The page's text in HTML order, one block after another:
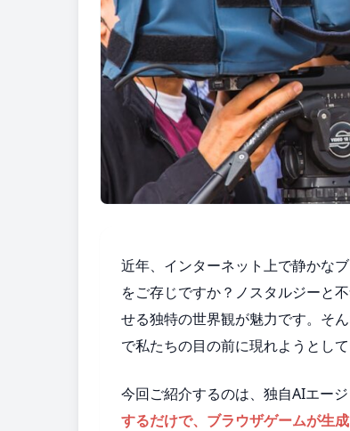
近年、インターネット上で静かな
をご存じですか？ノスタルジーと
せる独特の世界観が魅力です。そ
で私たちの目の前に現れようとして
今回ご紹介するのは、独自AIエー
するだけで、ブラウザゲームが生